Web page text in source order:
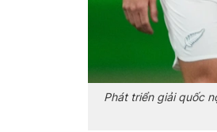
Phát triển giải quốc